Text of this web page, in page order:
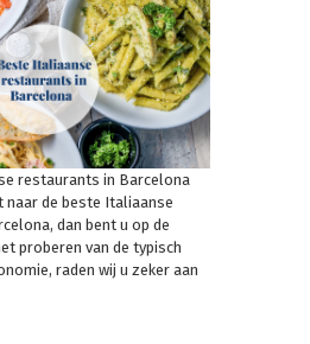
restaurants in Barcelona
naar de beste Italiaanse
dan bent u op de
proberen van de typisch
raden wij u zeker aan